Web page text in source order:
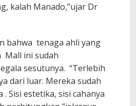
kalah Manado,”ujar Dr
bahwa tenaga ahli yang
Mall ini sudah
sesutunya. “Terlebih
dari luar. Mereka sudah
Sisi estetika, sisi cahanya